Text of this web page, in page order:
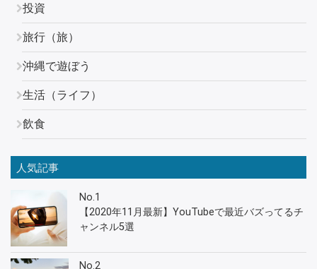
投資
旅行（旅）
沖縄で遊ぼう
生活（ライフ）
飲食
人気記事
No.1
【2020年11月最新】YouTubeで最近バズってるチ
ャンネル5選
No.2